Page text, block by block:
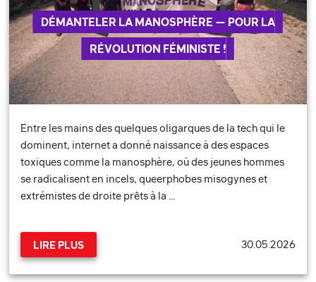
DÉMANTELER LA MANOSPHÈRE — POUR LA
RÉVOLUTION FÉMINISTE !
Entre les mains des quelques oligarques de la tech qui le
dominent, internet a donné naissance à des espaces
toxiques comme la manosphère, où des jeunes hommes
se radicalisent en incels, queerphobes misogynes et
extrémistes de droite prêts à la …
LIRE PLUS 30.05.2026